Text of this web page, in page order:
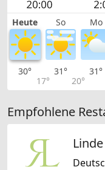
Heute So Mo
30°
17°
31°
20°
31°
Empfohlene
Linde